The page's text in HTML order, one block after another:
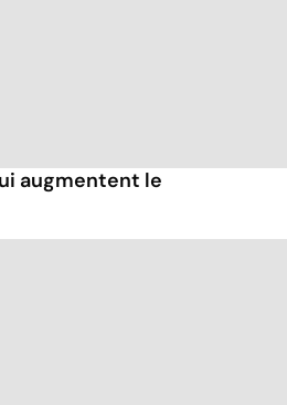
augmentent le